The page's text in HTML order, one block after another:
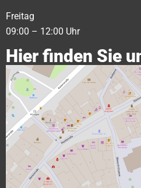
Freitag
09:00 – 12:00 Uhr
Hier finden Sie